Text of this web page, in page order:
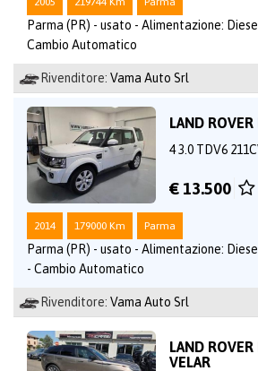
Parma (PR) - usato - Alimentazione:
Cambio Automatico
Rivenditore: Vama Auto Srl
LAND ROVER
4 3.0 TDV6
€ 13.500
2014 179000 Km Parma
Parma (PR) - usato - Alimentazione:
- Cambio Automatico
Rivenditore: Vama Auto Srl
LAND ROVER
VELAR